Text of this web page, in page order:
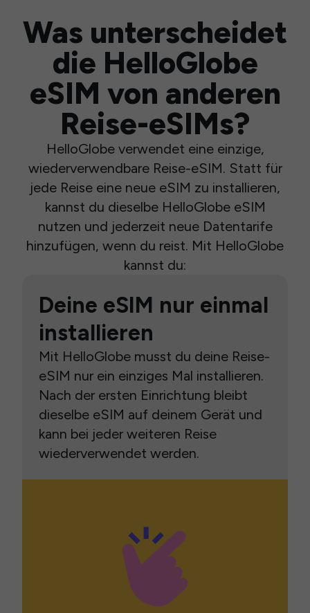
Was unterscheidet
die HelloGlobe
eSIM von anderen
Reise-eSIMs?
HelloGlobe verwendet eine einzige,
wiederverwendbare Reise-eSIM. Statt für
jede Reise eine neue eSIM zu installieren,
kannst du dieselbe HelloGlobe eSIM
nutzen und jederzeit neue Datentarife
hinzufügen, wenn du reist. Mit HelloGlobe
kannst du:
Deine eSIM nur einmal
installieren
Mit HelloGlobe musst du deine Reise-
eSIM nur ein einziges Mal installieren.
Nach der ersten Einrichtung bleibt
dieselbe eSIM auf deinem Gerät und
kann bei jeder weiteren Reise
wiederverwendet werden.